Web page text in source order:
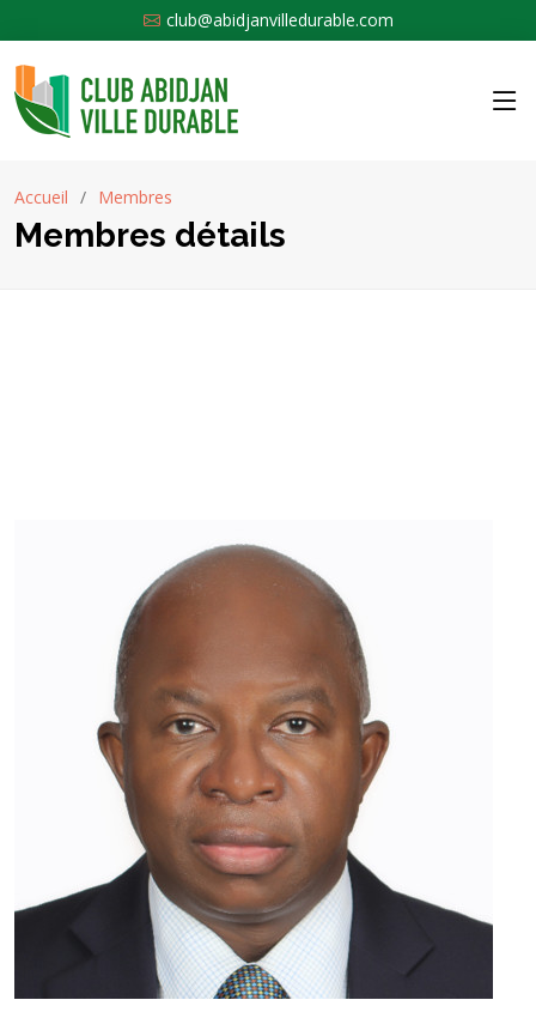
club@abidjanvilledurable.com
Accueil Membres
Membres détails